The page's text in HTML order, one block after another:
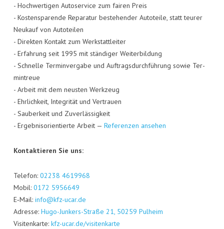
- Hoch­wer­ti­gen Auto­ser­vice zum fai­ren Preis
- Kos­ten­spa­ren­de Repa­ra­tur bestehen­der Auto­tei­le, statt teu­rer
Neu­kauf von Auto­tei­len
- Direk­ten Kon­takt zum Werk­statt­lei­ter
- Erfah­rung seit 1995 mit stän­di­ger Wei­ter­bil­dung
- Schnel­le Ter­min­ver­ga­be und Auf­trags­durch­füh­rung sowie Ter­
min­treue
- Arbeit mit dem neus­ten Werk­zeug
- Ehr­lich­keit, Inte­gri­tät und Ver­trau­en
- Sau­ber­keit und Zuver­läs­sig­keit
- Ergeb­nis­ori­en­tier­te Arbeit — Refe­ren­zen ansehen
Kon­tak­tie­ren Sie uns:
Tele­fon: 02238 4619968
Mobil: 0172 5956649
E‑Mail: info@kfz-ucar.de
Adres­se: Hugo-Jun­kers-Stra­ße 21, 50259 Pul­heim
Visi­ten­kar­te: kfz-ucar.de/visitenkarte